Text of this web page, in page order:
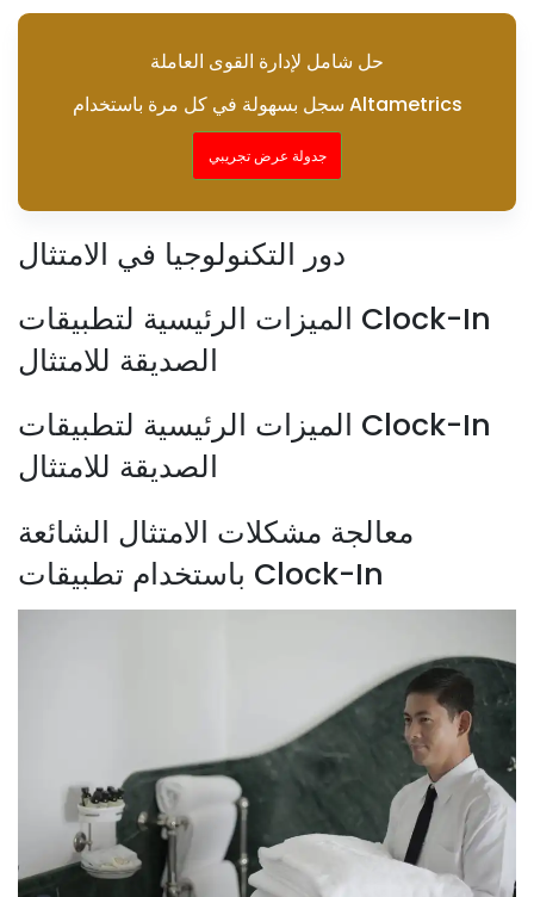
حل شامل لإدارة القوى العاملة
سجل بسهولة في كل مرة باستخدام Altametrics
جدولة عرض تجريبي
دور التكنولوجيا في الامتثال
الميزات الرئيسية لتطبيقات Clock-In
الصديقة للامتثال
الميزات الرئيسية لتطبيقات Clock-In
الصديقة للامتثال
معالجة مشكلات الامتثال الشائعة
باستخدام تطبيقات Clock-In